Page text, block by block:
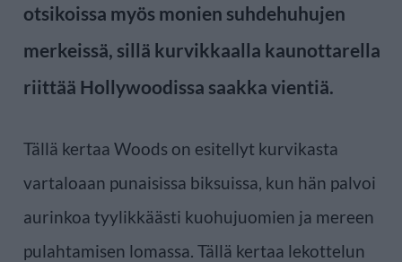
otsikoissa myös monien suhdehuhujen
merkeissä, sillä kurvikkaalla kaunottarella
riittää Hollywoodissa saakka vientiä.
Tällä kertaa Woods on esitellyt kurvikasta
vartaloaan punaisissa biksuissa, kun hän palvoi
aurinkoa tyylikkäästi kuohujuomien ja mereen
pulahtamisen lomassa. Tällä kertaa lekottelun